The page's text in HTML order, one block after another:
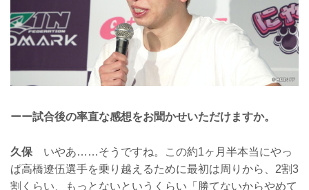
ーー試合後の率直な感想をお聞かせいただけますか。
久保 いやあ……そうですね。この約1ヶ月半本当にやっ
ぱ高橋遼伍選手を乗り越えるために最初は周りから、2割3
割くらい、もっとないというくらい「勝てないからやめて